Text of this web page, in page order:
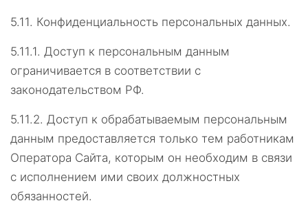
5.11. Конфиденциальность персональных данных.
5.11.1. Доступ к персональным данным
ограничивается в соответствии с
законодательством РФ.
5.11.2. Доступ к обрабатываемым персональным
данным предоставляется только тем работникам
Оператора Сайта, которым он необходим в связи
с исполнением ими своих должностных
обязанностей.